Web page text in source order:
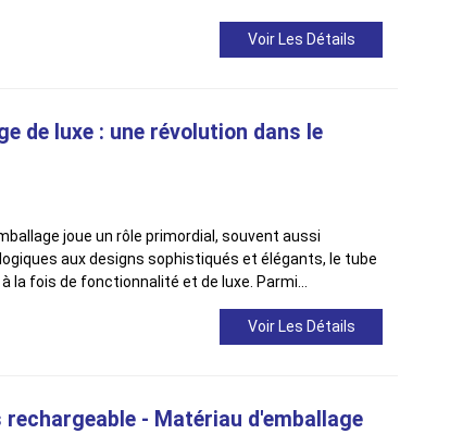
Voir Les Détails
de luxe : une révolution dans le
joue un rôle primordial, souvent aussi
aux designs sophistiqués et élégants, le tube
la fois de fonctionnalité et de luxe. Parmi…
Voir Les Détails
- Matériau d'emballage